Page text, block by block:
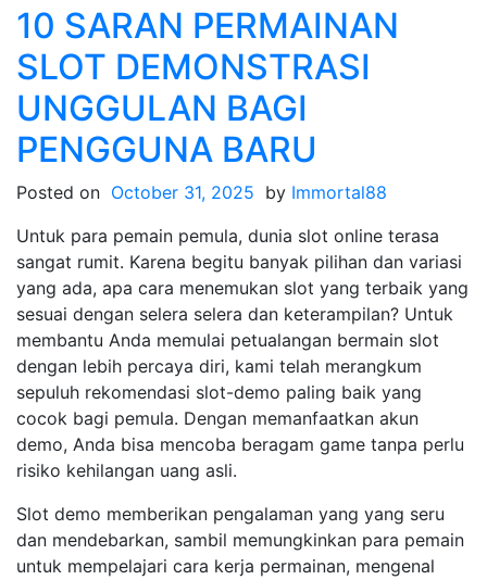
Penggerak
Transformasi
Arah
Perekonomian
yang
kian
Hijau
10 SARAN PERMAINAN
SLOT DEMONSTRASI
UNGGULAN BAGI
PENGGUNA BARU
Posted on October 31, 2025 by Immortal88
Untuk para pemain pemula, dunia slot online terasa
sangat rumit. Karena begitu banyak pilihan dan variasi
yang ada, apa cara menemukan slot yang terbaik yang
sesuai dengan selera selera dan keterampilan? Untuk
membantu Anda memulai petualangan bermain slot
dengan lebih percaya diri, kami telah merangkum
sepuluh rekomendasi slot-demo paling baik yang
cocok bagi pemula. Dengan memanfaatkan akun
demo, Anda bisa mencoba beragam game tanpa perlu
risiko kehilangan uang asli.
Slot demo memberikan pengalaman yang yang seru
dan mendebarkan, sambil memungkinkan para pemain
untuk mempelajari cara kerja permainan, mengenal